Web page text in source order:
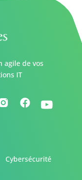
agile de vos
IT
Cybersécurité